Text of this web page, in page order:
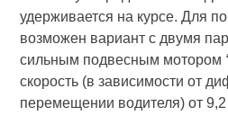
удерживается на курсе. Для
возможен вариант с двумя
сильным подвесным мотором
скорость (в зависимости от
перемещении водителя) от